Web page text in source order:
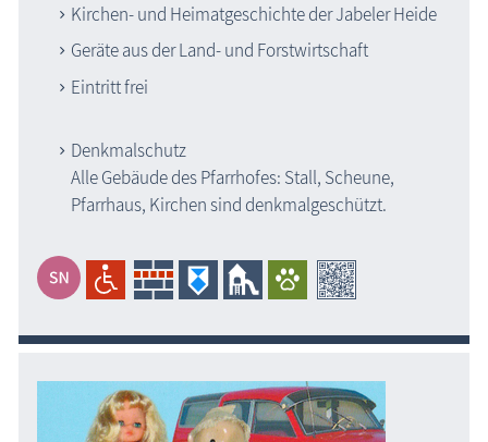
Kirchen- und Heimatgeschichte der Jabeler Heide
Geräte aus der Land- und Forstwirtschaft
Eintritt frei
Denkmalschutz
Alle Gebäude des Pfarrhofes: Stall, Scheune,
Pfarrhaus, Kirchen sind denkmalgeschützt.